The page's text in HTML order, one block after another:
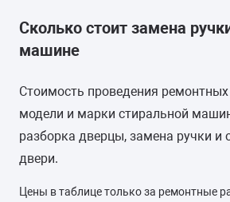
Сколько стоит замена
машине
Стоимость проведения ремонтных
модели и марки стиральной
разборка дверцы, замена ручки и
двери.
Цены в таблице только за ремонтные